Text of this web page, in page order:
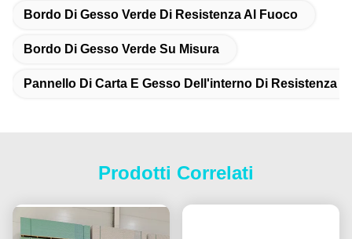
Bordo Di Gesso Verde Di Resistenza Al Fuoco
Bordo Di Gesso Verde Su Misura
Pannello Di Carta E Gesso Dell'interno Di Resistenza
Prodotti Correlati